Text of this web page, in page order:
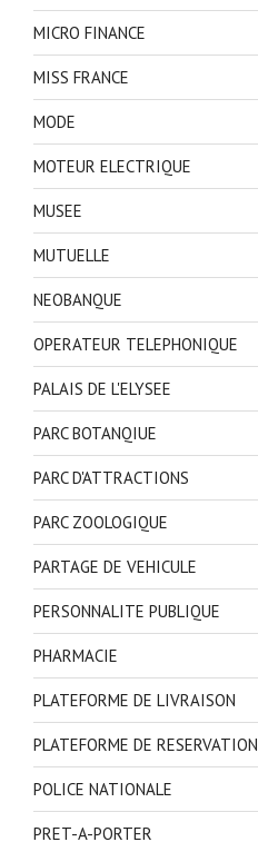
MICRO FINANCE
MISS FRANCE
MODE
MOTEUR ELECTRIQUE
MUSEE
MUTUELLE
NEOBANQUE
OPERATEUR TELEPHONIQUE
PALAIS DE L'ELYSEE
PARC BOTANQIUE
PARC D'ATTRACTIONS
PARC ZOOLOGIQUE
PARTAGE DE VEHICULE
PERSONNALITE PUBLIQUE
PHARMACIE
PLATEFORME DE LIVRAISON
PLATEFORME DE RESERVATION
POLICE NATIONALE
PRET-A-PORTER